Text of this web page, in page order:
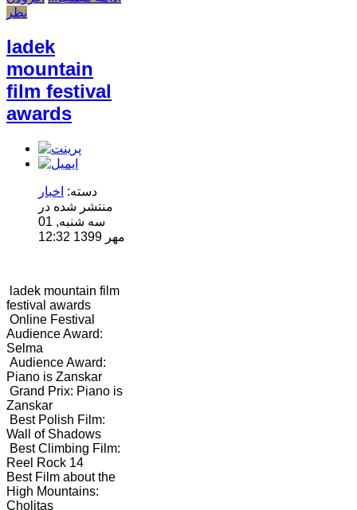
نظر
ladek
mountain
film festival
awards
دسته: اخبار
منتشر شده در
سه شنبه, 01
مهر 1399 12:32
ladek mountain film
festival awards
Online Festival
Audience Award:
Selma
Audience Award:
Piano is Zanskar
Grand Prix: Piano is
Zanskar
Best Polish Film:
Wall of Shadows
Best Climbing Film:
Reel Rock 14
Best Film about the
High Mountains:
Cholitas